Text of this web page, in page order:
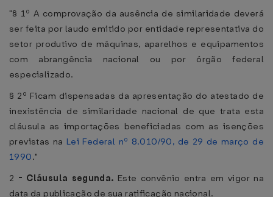
"§ 1º A comprovação da ausência de similaridade deverá
ser feita por laudo emitido por entidade representativa do
setor produtivo de máquinas, aparelhos e equipamentos
com abrangência nacional ou por órgão federal
especializado.
§ 2º Ficam dispensadas da apresentação do atestado de
inexistência de similaridade nacional de que trata esta
cláusula as importações beneficiadas com as isenções
previstas na Lei Federal nº 8.010/90, de 29 de março de
1990."
2 - Cláusula segunda. Este convênio entra em vigor na
data da publicação de sua ratificação nacional.